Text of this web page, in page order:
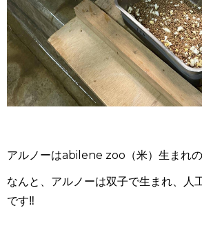
アルノーはabilene zoo （米）生まれの
なんと、アルノーは双子で生まれ、人
です‼︎